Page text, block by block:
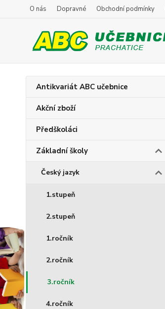
O nás Dopravné Obchodní podmínky
Antikvariát ABC učebnice
Akční zboží
Předškoláci
Základní školy
Český jazyk
1.stupeň
2.stupeň
1.ročník
2.ročník
3.ročník
4.ročník